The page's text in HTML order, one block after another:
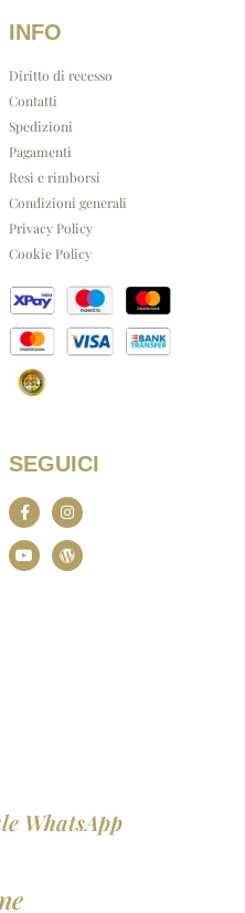
INFO
Diritto di recesso
Contatti
Spedizioni
Pagamenti
Resi e rimborsi
Condizioni generali
Privacy Policy
Cookie Policy
SEGUICI
WhatsApp